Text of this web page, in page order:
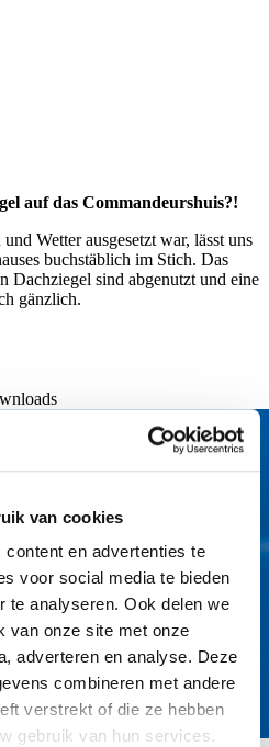
van cookies
en advertenties te
voor social media te bieden
te analyseren. Ook delen we
van onze site met onze
adverteren en analyse. Deze
combineren met andere
verstrekt of die ze hebben
gebruik van hun services.
auf das Commandeurshuis?!
Wetter ausgesetzt war, lässt uns
buchstäblich im Stich. Das
Dachziegel sind abgenutzt und eine
gänzlich.